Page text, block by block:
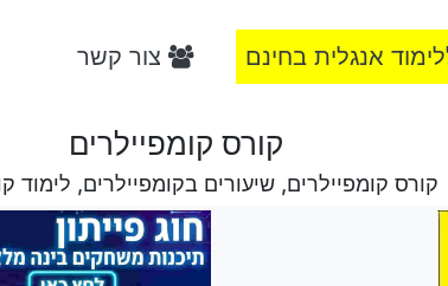
אנגלית בחינם צור קשר
קורס קומפיילרים
קורס קומפיילרים, שיעורים בקומפיילרים, לימוד